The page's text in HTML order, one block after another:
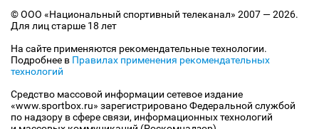
© ООО «Национальный спортивный телеканал» 2007 — 2026.
Для лиц старше 18 лет
На сайте применяются рекомендательные технологии.
Подробнее в Правилах применения рекомендательных
технологий
Средство массовой информации сетевое издание
«www.sportbox.ru» зарегистрировано Федеральной службой
по надзору в сфере связи, информационных технологий